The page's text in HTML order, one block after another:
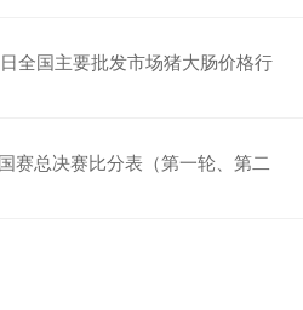
全国主要批发市场猪大肠价格行
赛总决赛比分表（第一轮、第二